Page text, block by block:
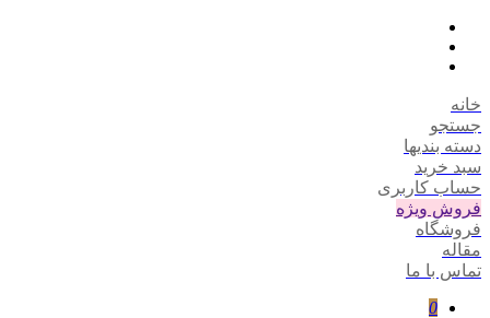
خانه
جستجو
دسته بندیها
سبد خرید
حساب کاربری
فروش ویژه
فروشگاه
مقاله
تماس با ما
0